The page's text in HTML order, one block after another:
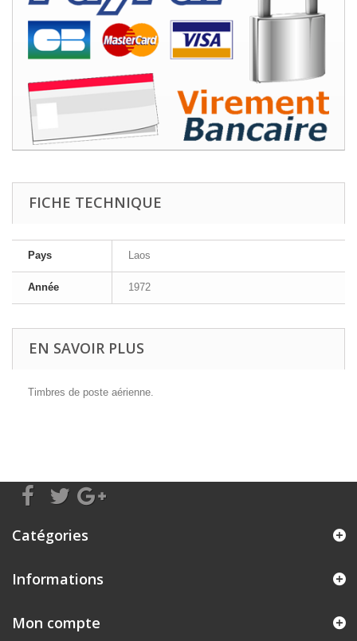
FICHE TECHNIQUE
Pays Laos
Année 1972
EN SAVOIR PLUS
Timbres de poste aérienne.
Catégories
Informations
Mon compte